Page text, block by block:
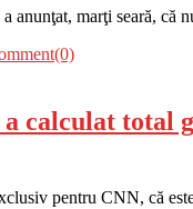
marţi seară, că
calculat
pentru CNN, că